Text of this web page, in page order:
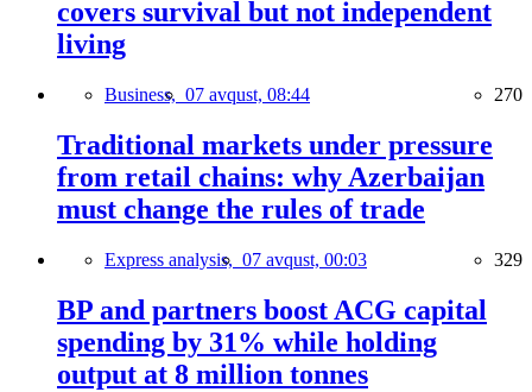
covers survival but not independent
living
Business, 07 avqust, 08:44 270
Traditional markets under pressure
from retail chains: why Azerbaijan
must change the rules of trade
Express analysis, 07 avqust, 00:03 329
BP and partners boost ACG capital
spending by 31% while holding
output at 8 million tonnes